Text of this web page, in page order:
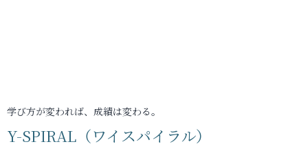
学び方が変われば、成績は変わる。
Y-SPIRAL（ワイスパイラル）